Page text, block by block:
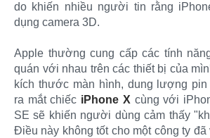
do khiến nhiều người tin rằng
dụng camera 3D.
Apple thường cung cấp các tính
quán với nhau trên các thiết bị của
kích thước màn hình, dung lượng pin
ra mắt chiếc iPhone X cùng với
SE sẽ khiến người dùng cảm thấy
Điều này không tốt cho một công ty